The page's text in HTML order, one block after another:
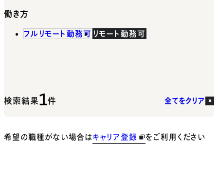
働き方
フルリモート勤務可 リモート勤務可
検索結果1件 全てをクリア
希望の職種がない場合はキャリア登録 をご利用ください